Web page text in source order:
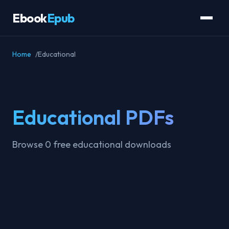
EbookEpub
Home Educational
Educational PDFs
Browse 0 free educational downloads